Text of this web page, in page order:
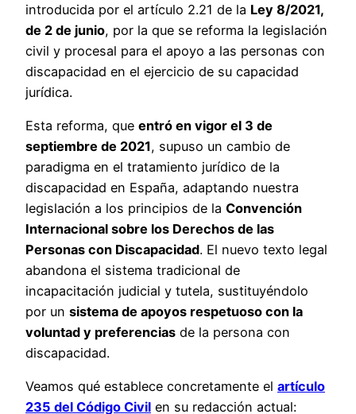
introducida por el artículo 2.21 de la Ley 8/2021,
de 2 de junio, por la que se reforma la legislación
civil y procesal para el apoyo a las personas con
discapacidad en el ejercicio de su capacidad
jurídica.
Esta reforma, que entró en vigor el 3 de
septiembre de 2021, supuso un cambio de
paradigma en el tratamiento jurídico de la
discapacidad en España, adaptando nuestra
legislación a los principios de la Convención
Internacional sobre los Derechos de las
Personas con Discapacidad. El nuevo texto legal
abandona el sistema tradicional de
incapacitación judicial y tutela, sustituyéndolo
por un sistema de apoyos respetuoso con la
voluntad y preferencias de la persona con
discapacidad.
Veamos qué establece concretamente el artículo
235 del Código Civil en su redacción actual: